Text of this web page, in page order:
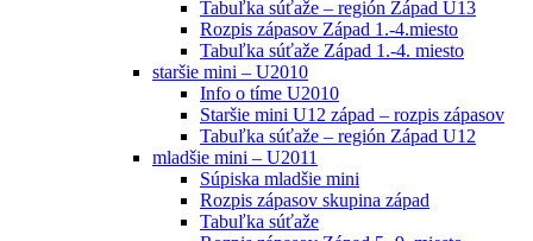
Tabuľka súťaže – región Západ U13
Rozpis zápasov Západ 1.-4.miesto
Tabuľka súťaže Západ 1.-4. miesto
staršie mini – U2010
Info o tíme U2010
Staršie mini U12 západ – rozpis zápasov
Tabuľka súťaže – región Západ U12
mladšie mini – U2011
Súpiska mladšie mini
Rozpis zápasov skupina západ
Tabuľka súťaže